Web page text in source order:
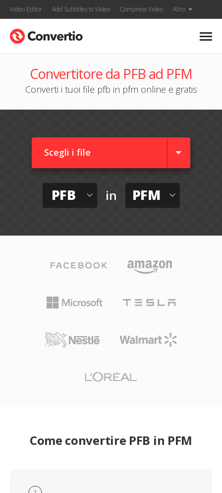
Video Editor Add Subtitles to Video Compress Video Altro
Convertitore da PFB ad PFM
Converti i tuoi file pfb in pfm online e gratis
Scegli i file
PFB in PFM
Come convertire PFB in PFM